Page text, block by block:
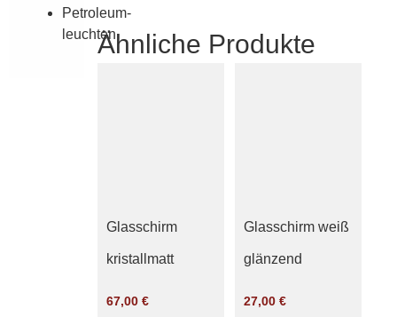
Petroleum­
leuchtenÄhnliche Produkte
Glasschirm
kristallmatt
67,00 €
Glasschirm weiß
glänzend
27,00 €